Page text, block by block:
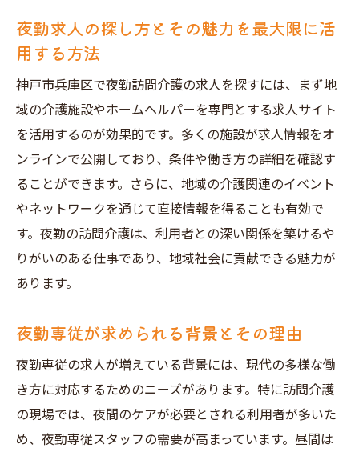
夜勤求人の探し方とその魅力を最大限に活
用する方法
神戸市兵庫区で夜勤訪問介護の求人を探すには、まず地
域の介護施設やホームヘルパーを専門とする求人サイト
を活用するのが効果的です。多くの施設が求人情報をオ
ンラインで公開しており、条件や働き方の詳細を確認す
ることができます。さらに、地域の介護関連のイベント
やネットワークを通じて直接情報を得ることも有効で
す。夜勤の訪問介護は、利用者との深い関係を築けるや
りがいのある仕事であり、地域社会に貢献できる魅力が
あります。
夜勤専従が求められる背景とその理由
夜勤専従の求人が増えている背景には、現代の多様な働
き方に対応するためのニーズがあります。特に訪問介護
の現場では、夜間のケアが必要とされる利用者が多いた
め、夜勤専従スタッフの需要が高まっています。昼間は